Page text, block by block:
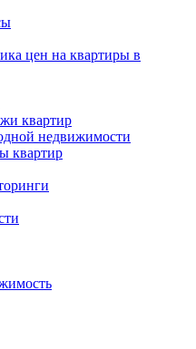
цен на квартиры в
квартир
недвижимости
квартир